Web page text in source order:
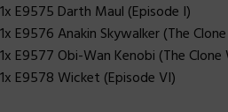
1x E9575 Darth Maul (Episode I)
1x E9576 Anakin Skywalker (The
1x E9577 Obi-Wan Kenobi (The Clone
1x E9578 Wicket (Episode VI)